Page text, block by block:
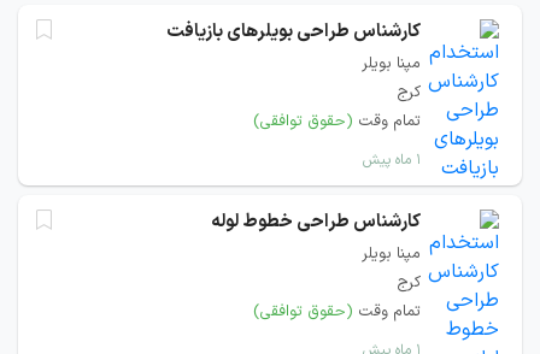
کارشناس طراحی بویلرهای بازیافت
مپنا بویلر
کرج
تمام وقت (حقوق توافقی)
۱ ماه پیش
کارشناس طراحی خطوط لوله
مپنا بویلر
کرج
تمام وقت (حقوق توافقی)